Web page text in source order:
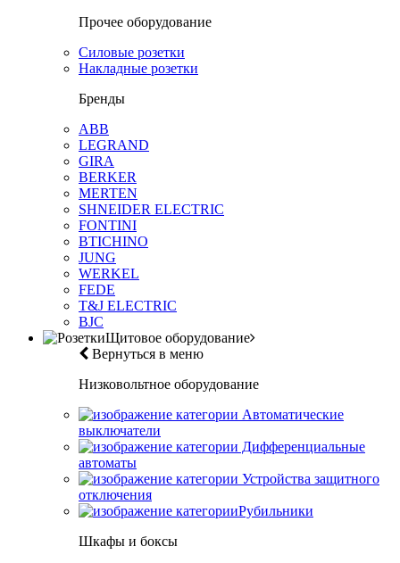
Прочее оборудование
Силовые розетки
Накладные розетки
Бренды
ABB
LEGRAND
GIRA
BERKER
MERTEN
SHNEIDER ELECTRIC
FONTINI
BTICHINO
JUNG
WERKEL
FEDE
T&J ELECTRIC
BJC
Щитовое оборудование
Вернуться в меню
Низковольтное оборудование
Автоматические
выключатели
Дифференциальные
автоматы
Устройства защитного
отключения
Рубильники
Шкафы и боксы